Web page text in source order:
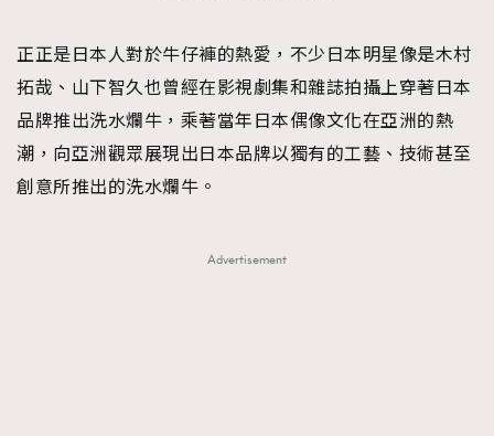
正正是日本人對於牛仔褲的熱愛，不少日本明星像是木村
拓哉、山下智久也曾經在影視劇集和雜誌拍攝上穿著日本
品牌推出洗水爛牛，乘著當年日本偶像文化在亞洲的熱
潮，向亞洲觀眾展現出日本品牌以獨有的工藝、技術甚至
創意所推出的洗水爛牛。
Advertisement